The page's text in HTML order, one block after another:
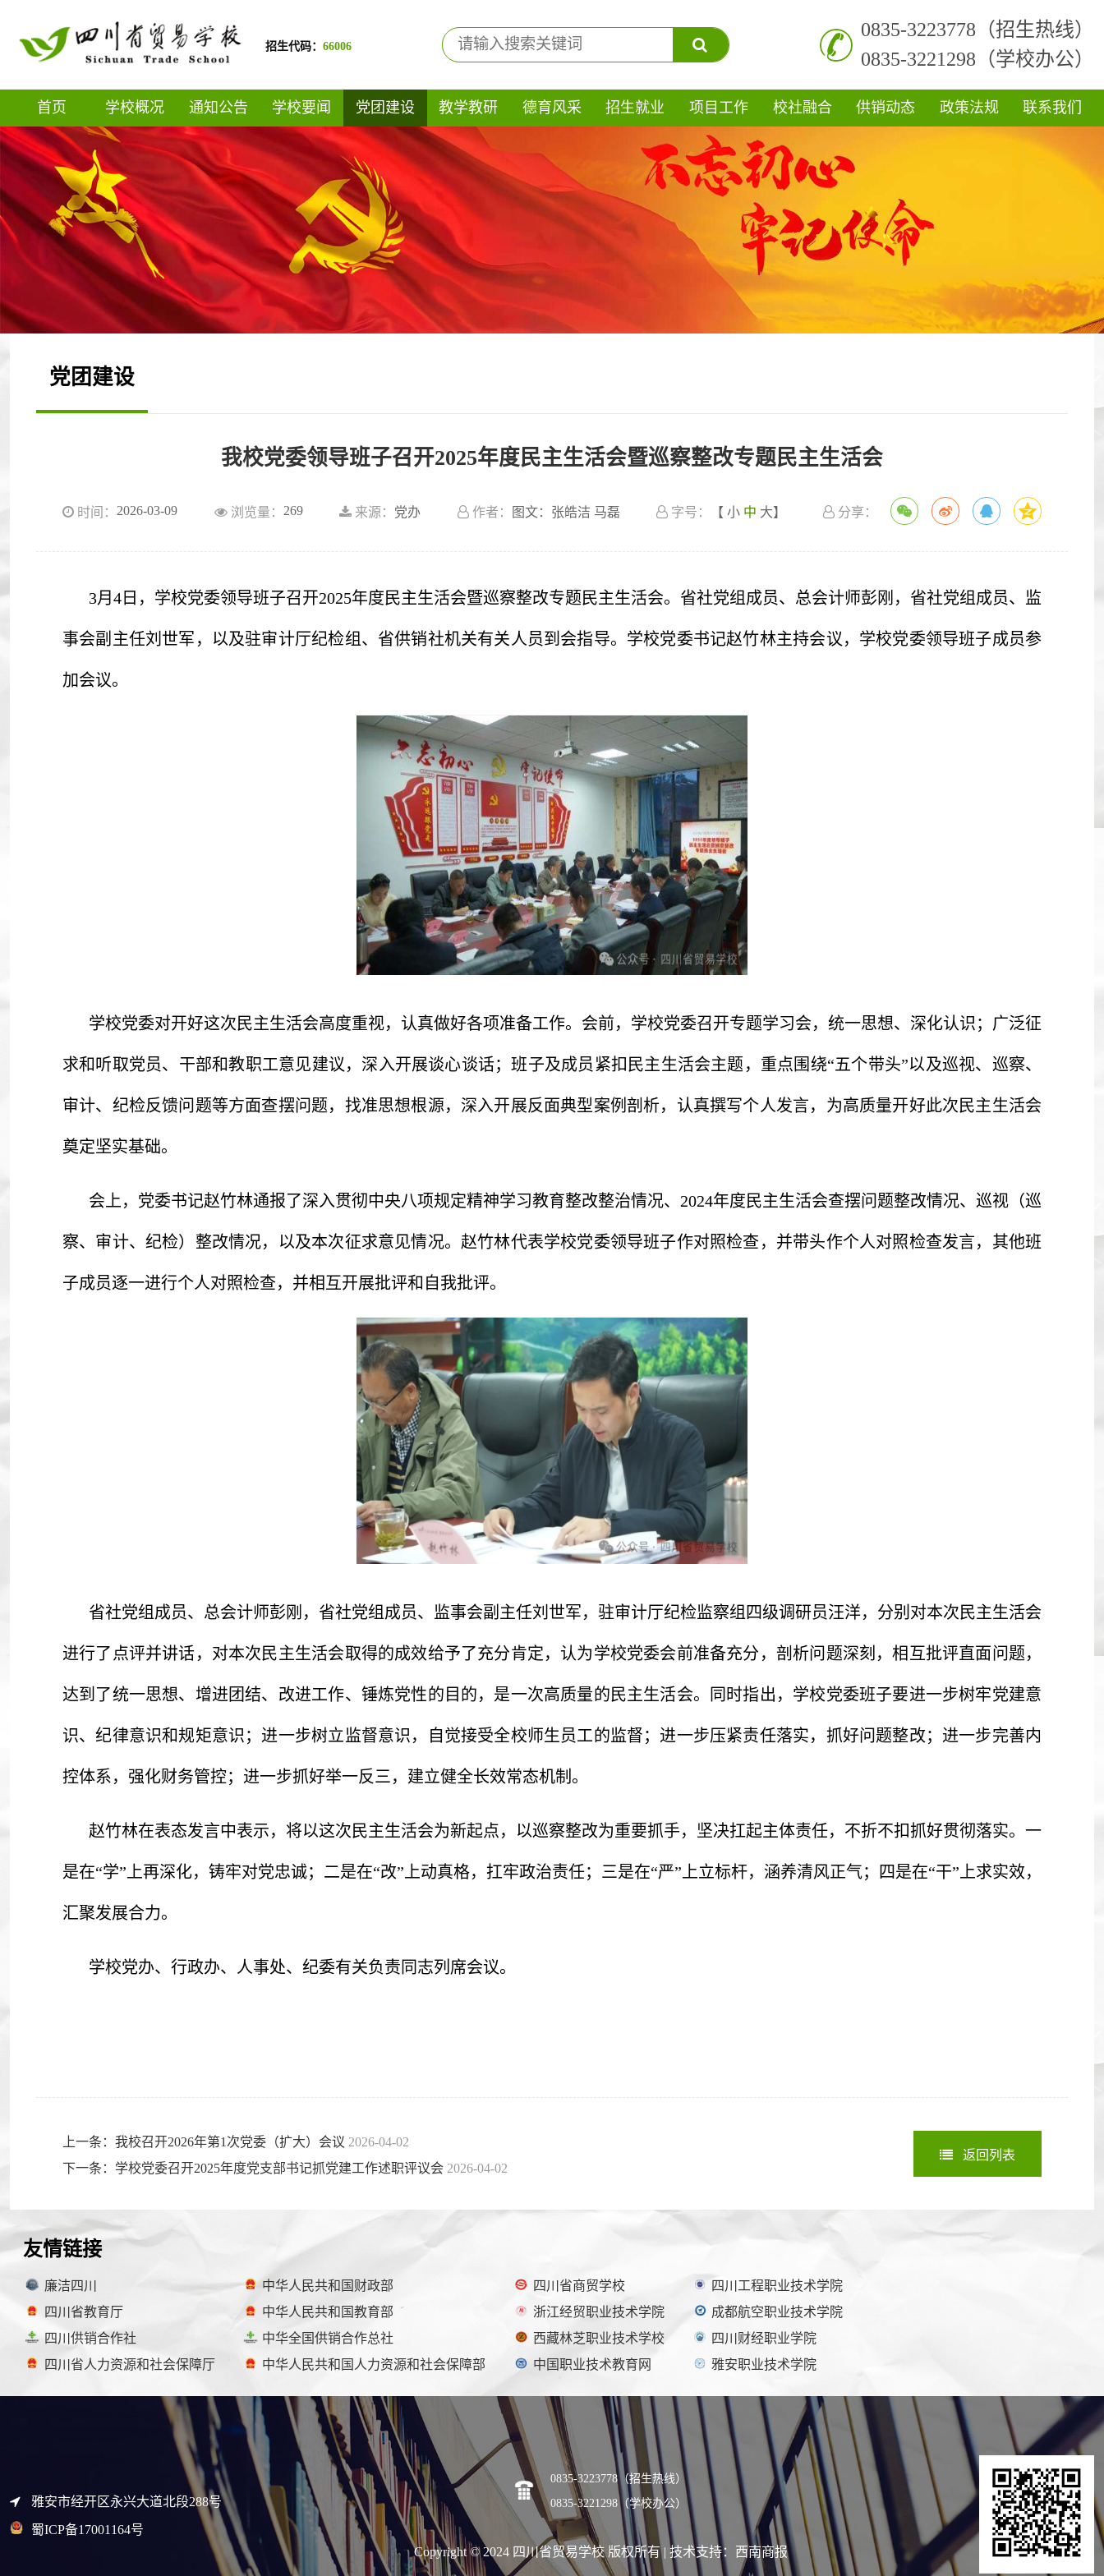
招生代码：66006
0835-3223778（招生热线）
0835-3221298（学校办公）
首页 学校概况 通知公告 学校要闻 党团建设 教学教研 德育风采 招生就业 项目工作 校社融合 供销动态 政策法规 联系我们
党团建设
我校党委领导班子召开2025年度民主生活会暨巡察整改专题民主生活会
时间： 2026-03-09 浏览量： 269 来源： 党办 作者： 图文：张皓洁 马磊 字号： 【小 中 大】 分享：
3月4日，学校党委领导班子召开2025年度民主生活会暨巡察整改专题民主生活会。省社党组成员、总会计师彭刚，省社党组成员、监
事会副主任刘世军，以及驻审计厅纪检组、省供销社机关有关人员到会指导。学校党委书记赵竹林主持会议，学校党委领导班子成员参
加会议。
学校党委对开好这次民主生活会高度重视，认真做好各项准备工作。会前，学校党委召开专题学习会，统一思想、深化认识；广泛征
求和听取党员、干部和教职工意见建议，深入开展谈心谈话；班子及成员紧扣民主生活会主题，重点围绕“五个带头”以及巡视、巡察、
审计、纪检反馈问题等方面查摆问题，找准思想根源，深入开展反面典型案例剖析，认真撰写个人发言，为高质量开好此次民主生活会
奠定坚实基础。
会上，党委书记赵竹林通报了深入贯彻中央八项规定精神学习教育整改整治情况、2024年度民主生活会查摆问题整改情况、巡视（巡
察、审计、纪检）整改情况，以及本次征求意见情况。赵竹林代表学校党委领导班子作对照检查，并带头作个人对照检查发言，其他班
子成员逐一进行个人对照检查，并相互开展批评和自我批评。
省社党组成员、总会计师彭刚，省社党组成员、监事会副主任刘世军，驻审计厅纪检监察组四级调研员汪洋，分别对本次民主生活会
进行了点评并讲话，对本次民主生活会取得的成效给予了充分肯定，认为学校党委会前准备充分，剖析问题深刻，相互批评直面问题，
达到了统一思想、增进团结、改进工作、锤炼党性的目的，是一次高质量的民主生活会。同时指出，学校党委班子要进一步树牢党建意
识、纪律意识和规矩意识；进一步树立监督意识，自觉接受全校师生员工的监督；进一步压紧责任落实，抓好问题整改；进一步完善内
控体系，强化财务管控；进一步抓好举一反三，建立健全长效常态机制。
赵竹林在表态发言中表示，将以这次民主生活会为新起点，以巡察整改为重要抓手，坚决扛起主体责任，不折不扣抓好贯彻落实。一
是在“学”上再深化，铸牢对党忠诚；二是在“改”上动真格，扛牢政治责任；三是在“严”上立标杆，涵养清风正气；四是在“干”上求实效，
汇聚发展合力。
学校党办、行政办、人事处、纪委有关负责同志列席会议。
上一条：我校召开2026年第1次党委（扩大）会议 2026-04-02
下一条：学校党委召开2025年度党支部书记抓党建工作述职评议会 2026-04-02
返回列表
友情链接
廉洁四川
四川省教育厅
四川供销合作社
四川省人力资源和社会保障厅
中华人民共和国财政部
中华人民共和国教育部
中华全国供销合作总社
中华人民共和国人力资源和社会保障部
四川省商贸学校
浙江经贸职业技术学院
西藏林芝职业技术学校
中国职业技术教育网
四川工程职业技术学院
成都航空职业技术学院
四川财经职业学院
雅安职业技术学院
雅安市经开区永兴大道北段288号
蜀ICP备17001164号
0835-3223778（招生热线）
0835-3221298（学校办公）
Copyright © 2024 四川省贸易学校 版权所有 | 技术支持：西南商报